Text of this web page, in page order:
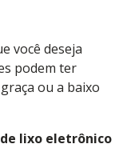
você deseja
podem ter
ou a baixo
lixo eletrônico